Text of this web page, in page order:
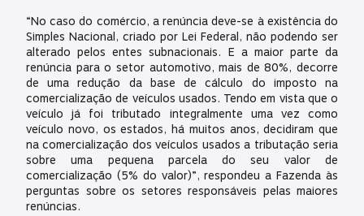
“No caso do comércio, a renúncia deve-se à existência do
Simples Nacional, criado por Lei Federal, não podendo ser
alterado pelos entes subnacionais. E a maior parte da
renúncia para o setor automotivo, mais de 80%, decorre
de uma redução da base de cálculo do imposto na
comercialização de veículos usados. Tendo em vista que o
veículo já foi tributado integralmente uma vez como
veículo novo, os estados, há muitos anos, decidiram que
na comercialização dos veículos usados a tributação seria
sobre uma pequena parcela do seu valor de
comercialização (5% do valor)”, respondeu a Fazenda às
perguntas sobre os setores responsáveis pelas maiores
renúncias.